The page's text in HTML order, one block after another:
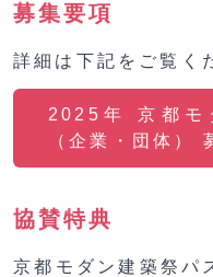
募集要項
詳細は下記をご覧く
2025年 京都モ
（企業・団体）
協賛特典
京都モダン建築祭パ